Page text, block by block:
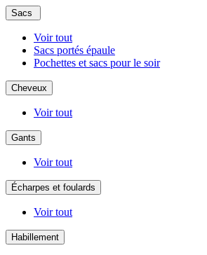
Sacs
Voir tout
Sacs portés épaule
Pochettes et sacs pour le soir
Cheveux
Voir tout
Gants
Voir tout
Écharpes et foulards
Voir tout
Habillement